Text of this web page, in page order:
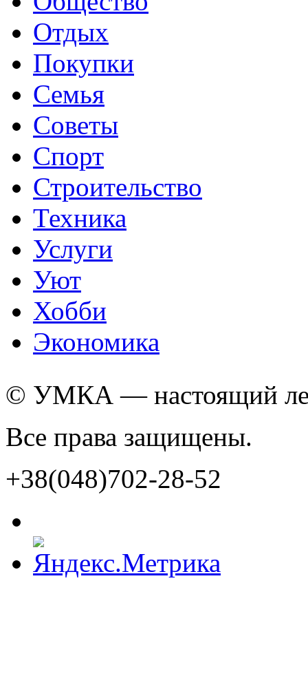
Отдых
Покупки
Семья
Советы
Спорт
Строительство
Техника
Услуги
Уют
Хобби
Экономика
© УМКА — настоящий
Все права защищены.
+38(048)702-28-52